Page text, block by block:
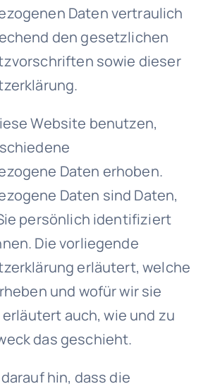
Daten vertraulich
den gesetzlichen
sowie dieser
Website benutzen,
Daten erhoben.
Daten sind Daten,
persönlich identifiziert
Die vorliegende
erläutert, welche
und wofür wir sie
auch, wie und zu
das geschieht.
hin, dass die